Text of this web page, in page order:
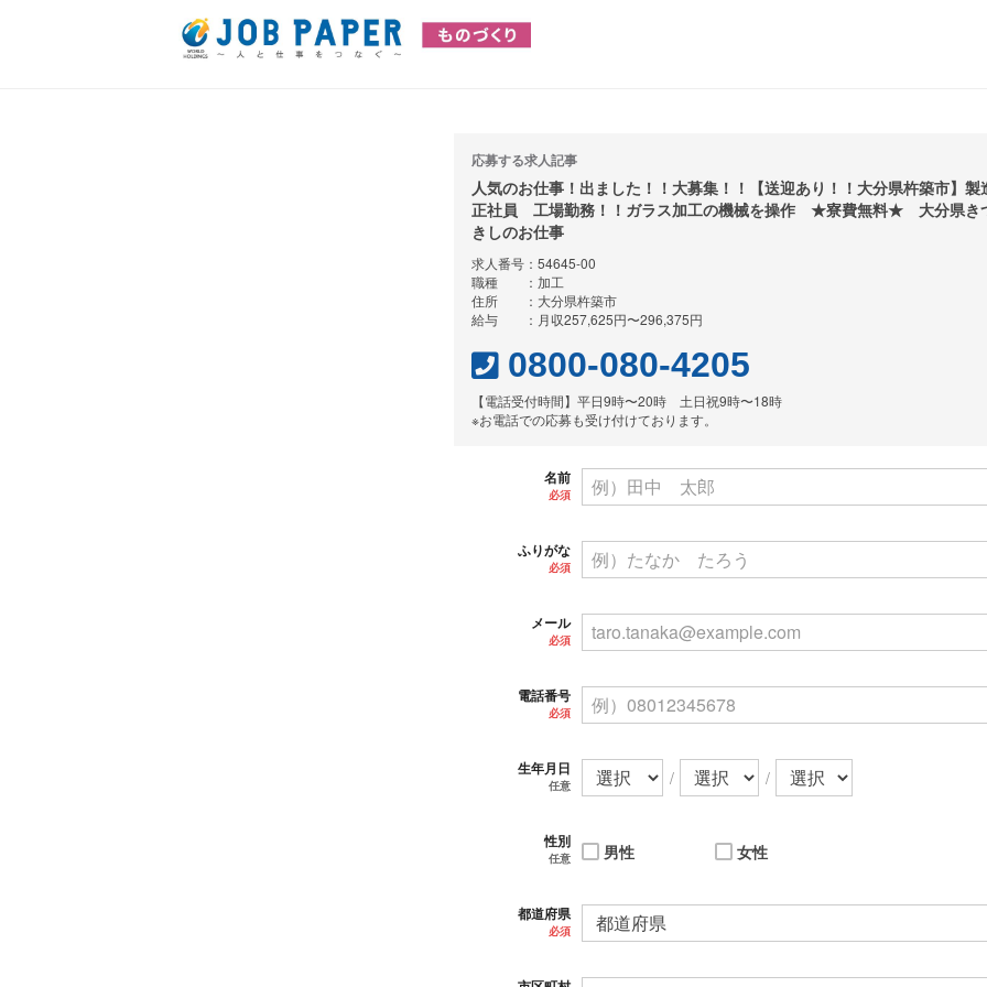
応募する求人記事
人気のお仕事！出ました！！大募集！！【送迎あり！！大分県杵築市】製
正社員 工場勤務！！ガラス加工の機械を操作 ★寮費無料★ 大分県き
きしのお仕事
求人番号：54645-00
職種 ：加工
住所 ：大分県杵築市
給与 ：月収257,625円〜296,375円
0800-080-4205
【電話受付時間】平日9時〜20時 土日祝9時〜18時
※お電話での応募も受け付けております。
名前
必須
ふりがな
必須
メール
必須
電話番号
必須
生年月日
任意 / /
性別
任意 男性 女性
都道府県
必須